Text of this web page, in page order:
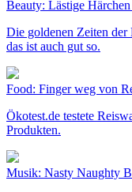
Beauty: Lästige
Die goldenen Zeiten der
das ist auch gut so.
Food: Finger weg von
Ökotest.de testete
Produkten.
Musik: Nasty Naughty